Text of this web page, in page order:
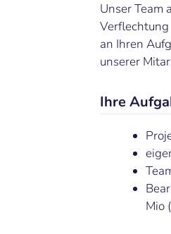
Unser Team
an Ihren
unserer
Ihre
Mio